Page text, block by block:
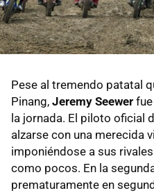
Pese al tremendo patatal
Pinang, Jeremy Seewer
la jornada. El piloto oficial
alzarse con una merecida
imponiéndose a sus
como pocos. En la
prematuramente en